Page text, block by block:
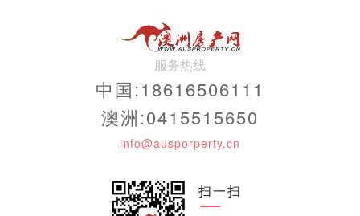
服务热线
中国:18616506111
澳洲:0415515650
info@ausporperty.cn
扫一扫